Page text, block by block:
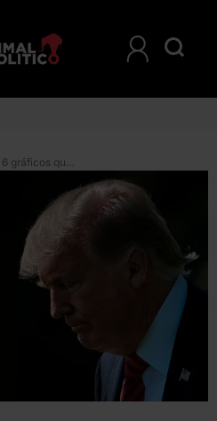
China vs. Estados Unidos: 6 gráficos que explican la dimensión de la “mayor guerra comercial en la historia”